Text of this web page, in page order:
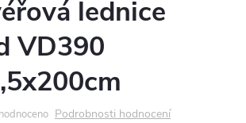
lednice
VD390
Podrobnosti hodnocení